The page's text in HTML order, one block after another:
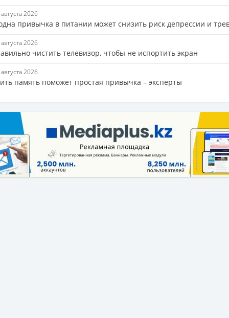
2026
привычка в питании может снизить риск депрессии и
2026
чистить телевизор, чтобы не испортить экран
2026
память поможет простая привычка – эксперты